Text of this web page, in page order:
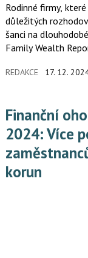
Rodinné firmy,
důležitých
šanci na
Family Wealth
pak na 80 % firem.
REDAKCE 17. 12.
Finanční ohodnocení za práci v roce
2024: Více
korun